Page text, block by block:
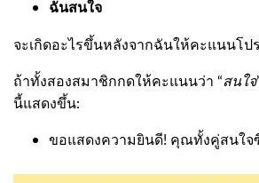
ฉันสนใจ
จะเกิดอะไรขึ้นหลังจากฉันให้คะแนนโป
ถ้าทั้งสองสมาชิกกดให้คะแนนว่า “สนใจ
นี้แสดงขึ้น:
ขอแสดงความยินดี! คุณทั้งคู่สนใจ